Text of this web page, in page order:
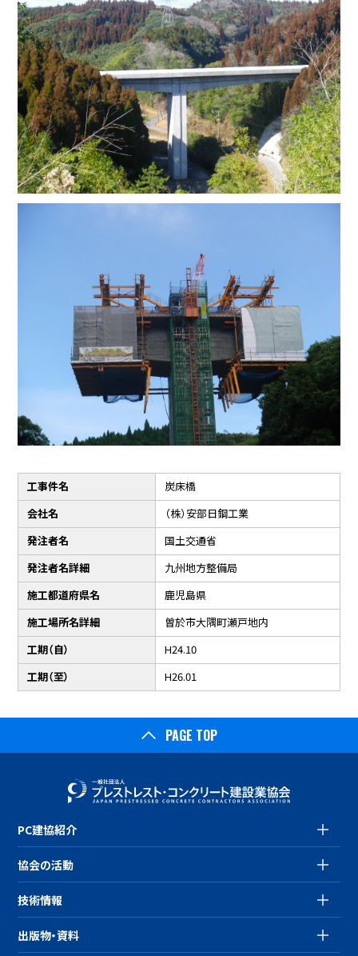
工事件名
炭床橋
会社名
（株）安部日鋼工業
発注者名
国土交通省
発注者名詳細
九州地方整備局
施工都道府県名
鹿児島県
施工場所名詳細
曽於市大隅町瀬戸地内
工期（自）
H24.10
工期（至）
H26.01
PAGE TOP
PC建協紹介
協会の活動
技術情報
出版物・資料